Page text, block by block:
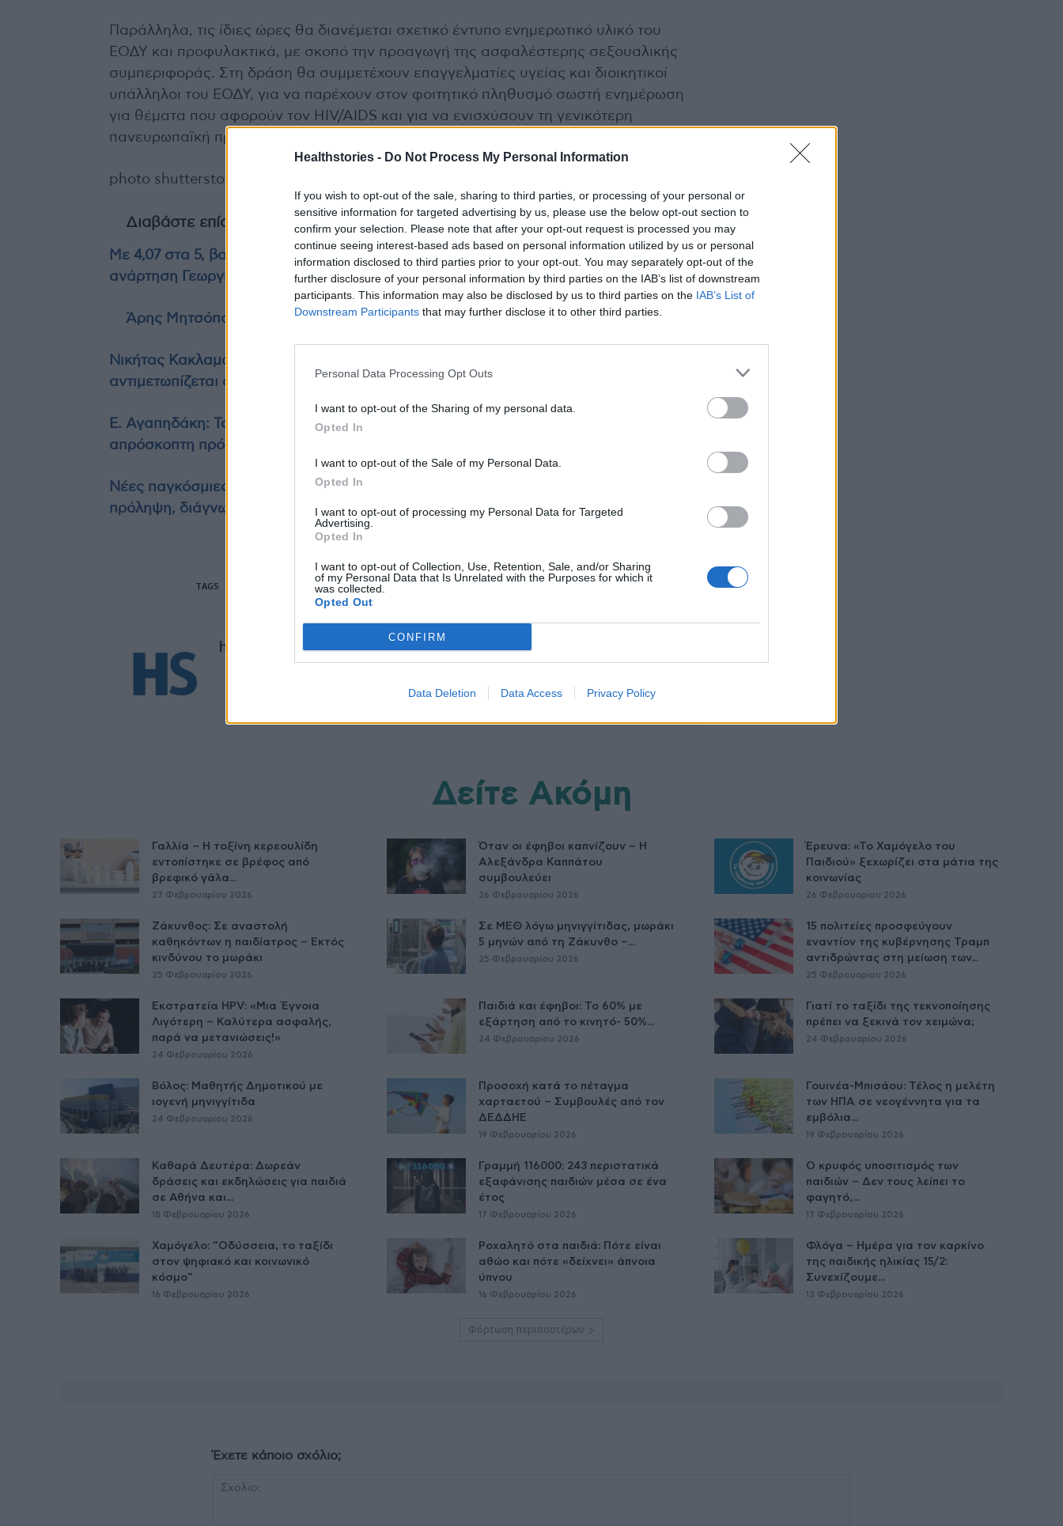
Healthstories - Do Not Process My Personal Information
If you wish to opt-out of the sale, sharing to third parties, or processing of your personal or
sensitive information for targeted advertising by us, please use the below opt-out section to
confirm your selection. Please note that after your opt-out request is processed you may
continue seeing interest-based ads based on personal information utilized by us or personal
information disclosed to third parties prior to your opt-out. You may separately opt-out of the
further disclosure of your personal information by third parties on the IAB’s list of downstream
participants. This information may also be disclosed by us to third parties on the IAB’s List of
Downstream Participants that may further disclose it to other third parties.
Personal Data Processing Opt Outs
I want to opt-out of the Sharing of my personal data.
Opted In
I want to opt-out of the Sale of my Personal Data.
Opted In
I want to opt-out of processing my Personal Data for Targeted
Advertising.
Opted In
I want to opt-out of Collection, Use, Retention, Sale, and/or Sharing
of my Personal Data that Is Unrelated with the Purposes for which it
was collected.
Opted Out
CONFIRM
Data Deletion Data Access Privacy Policy
Παράλληλα, τις ίδιες ώρες θα διανέμεται σχετικό έντυπο ενημερωτικό υλικό του
ΕΟΔΥ και προφυλακτικά, με σκοπό την προαγωγή της ασφαλέστερης σεξουαλικής
συμπεριφοράς. Στη δράση θα συμμετέχουν επαγγελματίες υγείας και διοικητικοί
υπάλληλοι του ΕΟΔΥ, για να παρέχουν στον φοιτητικό πληθυσμό σωστή ενημέρωση
για θέματα που αφορούν τον HIV/AIDS και για να ενισχύσουν τη γενικότερη
πανευρωπαϊκή προσπάθεια ενθάρρυνσης για εξέταση.
photo shutterstock
Διαβάστε επίσης
Με 4,07 στα 5, βαθμολογούν οι ασθενείς το ΕΣΥ – Η αναλυτική αξιολόγηση και η
ανάρτηση Γεωργιάδη
Άρης Μητσόπουλος (RAFARM): Φουλ των εξαγωγών, 14 προϊόντα υπό ανάπτυξη
Νικήτας Κακλαμάνης: Η HIV λοίμωξη είναι πλέον μια χρόνια νόσος και
αντιμετωπίζεται αποτελεσματικά
Ε. Αγαπηδάκη: Το 2025 εφαρμόσθηκε το Εθνικό Σχέδιο Δράσης για το AIDS με
απρόσκοπτη πρόσβαση στη θεραπεία
Νέες παγκόσμιες κατευθυντήριες οδηγίες για την υπογονιμότητα – Τι αλλάζει σε
πρόληψη, διάγνωση και θεραπεία
TAGS δωρεάν τεστ για σεξουαλικώς μεταδιδόμενα νοσήματα Παγκόσμια Ημέρα AIDS 2025
healthstories
Δείτε Ακόμη
Γαλλία – Η τοξίνη κερεουλίδη
εντοπίστηκε σε βρέφος από
βρεφικό γάλα...
27 Φεβρουαρίου 2026
Όταν οι έφηβοι καπνίζουν – Η
Αλεξάνδρα Καππάτου
συμβουλεύει
26 Φεβρουαρίου 2026
Έρευνα: «Το Χαμόγελο του
Παιδιού» ξεχωρίζει στα μάτια της
κοινωνίας
26 Φεβρουαρίου 2026
Ζάκυνθος: Σε αναστολή
καθηκόντων η παιδίατρος – Εκτός
κινδύνου το μωράκι
25 Φεβρουαρίου 2026
Σε ΜΕΘ λόγω μηνιγγίτιδας, μωράκι
5 μηνών από τη Ζάκυνθο –...
25 Φεβρουαρίου 2026
15 πολιτείες προσφεύγουν
εναντίον της κυβέρνησης Τραμπ
αντιδρώντας στη μείωση των...
25 Φεβρουαρίου 2026
Εκστρατεία HPV: «Μια Έγνοια
Λιγότερη – Καλύτερα ασφαλής,
παρά να μετανιώσεις!»
24 Φεβρουαρίου 2026
Παιδιά και έφηβοι: Το 60% με
εξάρτηση από το κινητό- 50%...
24 Φεβρουαρίου 2026
Γιατί το ταξίδι της τεκνοποίησης
πρέπει να ξεκινά τον χειμώνα;
24 Φεβρουαρίου 2026
Βόλος: Μαθητής Δημοτικού με
ιογενή μηνιγγίτιδα
24 Φεβρουαρίου 2026
Προσοχή κατά το πέταγμα
χαρταετού – Συμβουλές από τον
ΔΕΔΔΗΕ
19 Φεβρουαρίου 2026
Γουινέα-Μπισάου: Τέλος η μελέτη
των ΗΠΑ σε νεογέννητα για τα
εμβόλια...
19 Φεβρουαρίου 2026
Καθαρά Δευτέρα: Δωρεάν
δράσεις και εκδηλώσεις για παιδιά
σε Αθήνα και...
18 Φεβρουαρίου 2026
Γραμμή 116000: 243 περιστατικά
εξαφάνισης παιδιών μέσα σε ένα
έτος
17 Φεβρουαρίου 2026
Ο κρυφός υποσιτισμός των
παιδιών – Δεν τους λείπει το
φαγητό,...
17 Φεβρουαρίου 2026
Χαμόγελο: “Οδύσσεια, το ταξίδι
στον ψηφιακό και κοινωνικό
κόσμο”
16 Φεβρουαρίου 2026
Ροχαλητό στα παιδιά: Πότε είναι
αθώο και πότε «δείχνει» άπνοια
ύπνου
16 Φεβρουαρίου 2026
Φλόγα – Ημέρα για τον καρκίνο
της παιδικής ηλικίας 15/2:
Συνεχίζουμε...
13 Φεβρουαρίου 2026
Φόρτωση περισσοτέρων
Έχετε κάποιο σχόλιο;